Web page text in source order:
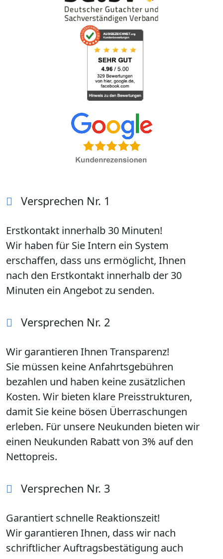
Versprechen Nr. 1
Erstkontakt innerhalb 30 Minuten!
Wir haben für Sie Intern ein System
erschaffen, dass uns ermöglicht, Ihnen
nach den Erstkontakt innerhalb der 30
Minuten ein Angebot zu senden.
Versprechen Nr. 2
Wir garantieren Ihnen Transparenz!
Sie müssen keine Anfahrtsgebühren
bezahlen und haben keine zusätzlichen
Kosten. Wir bieten klare Preisstrukturen,
damit Sie keine bösen Überraschungen
erleben. Für unsere Neukunden bieten wir
einen Neukunden Rabatt von 3% auf den
Nettopreis.
Versprechen Nr. 3
Garantiert schnelle Reaktionszeit!
Wir garantieren Ihnen, dass wir nach
schriftlicher Auftragsbestätigung auch